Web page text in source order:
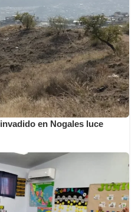
en Nogales luce